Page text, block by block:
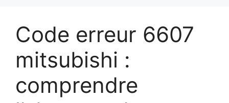
Code erreur 6607
mitsubishi :
comprendre